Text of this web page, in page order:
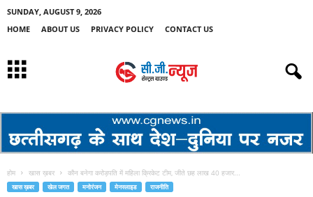
SUNDAY, AUGUST 9, 2026
HOME
ABOUT US PRIVACY POLICY CONTACT US
होम खास ख़बर कौन बनेगा करोड़पति में महिला क्रिकेट टीम, जीते छह लाख 40 हजार...
खास ख़बर खेल जगत मनोरंजन मेनस्लाइड राजनीति